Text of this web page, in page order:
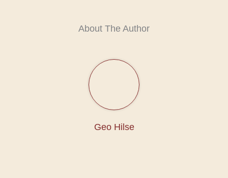
About The Author
Geo Hilse